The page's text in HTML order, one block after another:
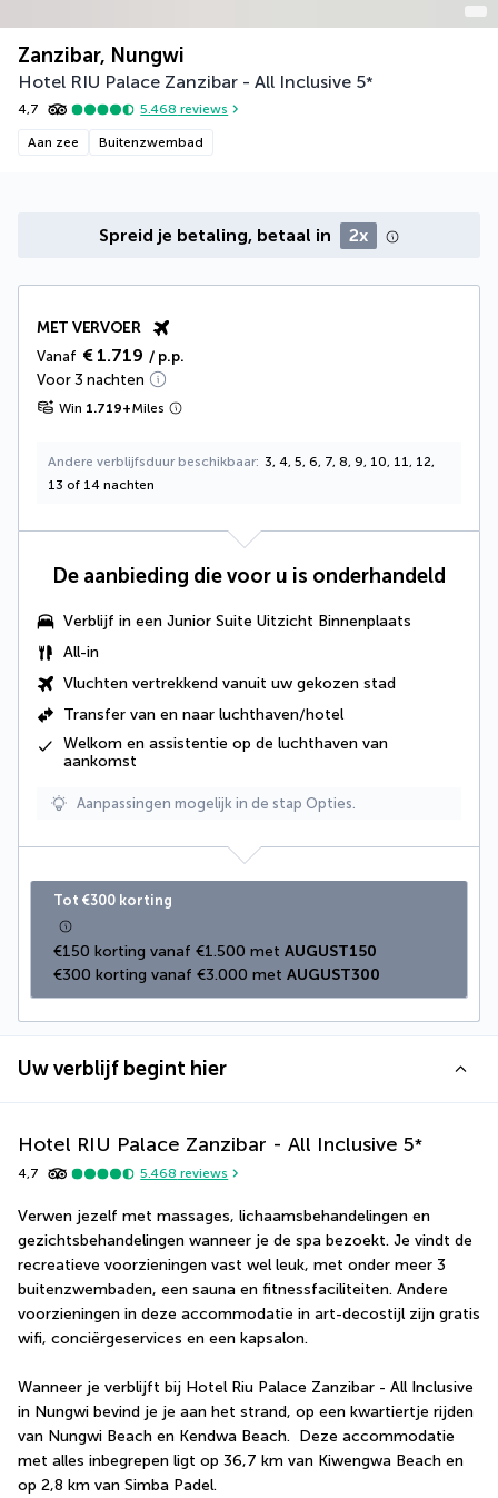
Zanzibar, Nungwi
Hotel RIU Palace Zanzibar - All Inclusive 5*
4,7 5.468 reviews
Aan zee Buitenzwembad
Spreid je betaling, betaal in 2x
MET VERVOER
Vanaf € 1.719 / p.p.
Voor 3 nachten
Win 1.719+Miles
Andere verblijfsduur beschikbaar 3, 4, 5, 6, 7, 8, 9, 10, 11, 12,
13 of 14 nachten
De aanbieding die voor u is onderhandeld
Verblijf in een Junior Suite Uitzicht Binnenplaats
All-in
Vluchten vertrekkend vanuit uw gekozen stad
Transfer van en naar luchthaven/hotel
Welkom en assistentie op de luchthaven van
aankomst
Aanpassingen mogelijk in de stap Opties.
Tot €300 korting
€150 korting vanaf €1.500 met AUGUST150
€300 korting vanaf €3.000 met AUGUST300
Uw verblijf begint hier
Hotel RIU Palace Zanzibar - All Inclusive 5*
4,7 5.468 reviews
Verwen jezelf met massages, lichaamsbehandelingen en
gezichtsbehandelingen wanneer je de spa bezoekt. Je vindt de
recreatieve voorzieningen vast wel leuk, met onder meer 3
buitenzwembaden, een sauna en fitnessfaciliteiten. Andere
voorzieningen in deze accommodatie in art-decostijl zijn gratis
wifi, conciërgeservices en een kapsalon.
Wanneer je verblijft bij Hotel Riu Palace Zanzibar - All Inclusive
in Nungwi bevind je je aan het strand, op een kwartiertje rijden
van Nungwi Beach en Kendwa Beach.  Deze accommodatie
met alles inbegrepen ligt op 36,7 km van Kiwengwa Beach en
op 2,8 km van Simba Padel.